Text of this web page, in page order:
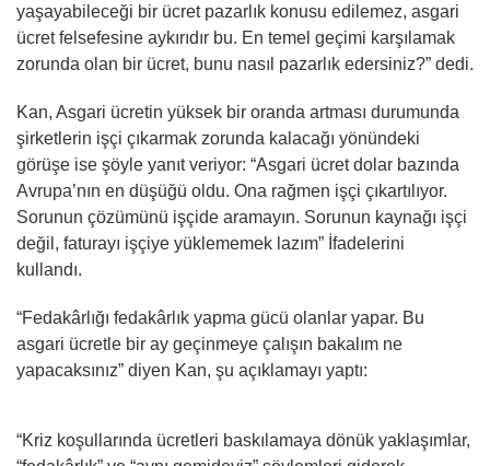
yaşayabileceği bir ücret pazarlık konusu edilemez, asgari
ücret felsefesine aykırıdır bu. En temel geçimi karşılamak
zorunda olan bir ücret, bunu nasıl pazarlık edersiniz?” dedi.
Kan, Asgari ücretin yüksek bir oranda artması durumunda
şirketlerin işçi çıkarmak zorunda kalacağı yönündeki
görüşe ise şöyle yanıt veriyor: “Asgari ücret dolar bazında
Avrupa’nın en düşüğü oldu. Ona rağmen işçi çıkartılıyor.
Sorunun çözümünü işçide aramayın. Sorunun kaynağı işçi
değil, faturayı işçiye yüklememek lazım” İfadelerini
kullandı.
“Fedakârlığı fedakârlık yapma gücü olanlar yapar. Bu
asgari ücretle bir ay geçinmeye çalışın bakalım ne
yapacaksınız” diyen Kan, şu açıklamayı yaptı:
“Kriz koşullarında ücretleri baskılamaya dönük yaklaşımlar,